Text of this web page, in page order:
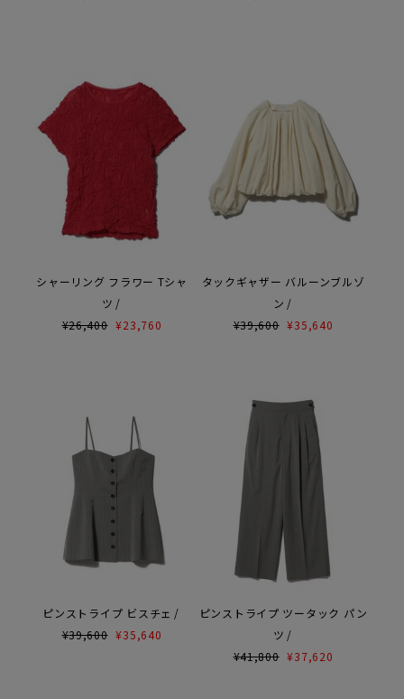
シャーリング フラワー Tシャ
ツ
¥26,400 ¥23,760
タックギャザー バルーンブルゾ
ン
¥39,600 ¥35,640
ピンストライプ ビスチェ
¥39,600 ¥35,640
ピンストライプ ツータック パン
ツ
¥41,800 ¥37,620